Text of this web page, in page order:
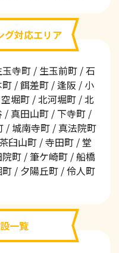
グ対応エリア
寺町 / 生玉前町 / 石
/ 餌差町 / 逢阪 / 小
堀町 / 北河堀町 / 北
/ 真田山町 / 下寺町 /
/ 城南寺町 / 真法院町
臼山町 / 寺田町 / 堂
町 / 筆ケ崎町 / 船橋
/ 夕陽丘町 / 伶人町
一覧